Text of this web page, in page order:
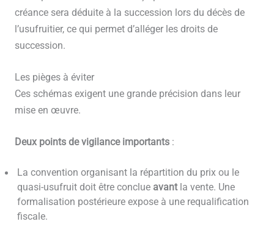
créance sera déduite à la succession lors du décès de
l’usufruitier, ce qui permet d’alléger les droits de
succession.
Les pièges à éviter
Ces schémas exigent une grande précision dans leur
mise en œuvre.
Deux points de vigilance importants:
La convention organisant la répartition du prix ou le
quasi-usufruit doit être conclue avantla vente. Une
formalisation postérieure expose à une requalification
fiscale.